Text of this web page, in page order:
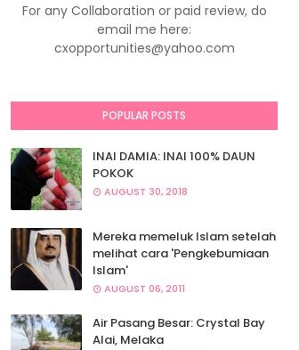
For any Collaboration or paid review, do
email me here:
cxopportunities@yahoo.com
POPULAR POSTS
INAI DAMIA: INAI 100% DAUN
POKOK
AUGUST 30, 2018
Mereka memeluk Islam setelah
melihat cara 'Pengkebumiaan
Islam'
AUGUST 06, 2011
Air Pasang Besar: Crystal Bay
Alai, Melaka